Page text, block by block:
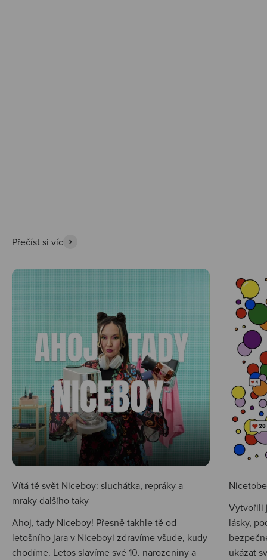
Přečíst si víc
Vítá tě svět Niceboy: sluchátka, repráky a
mraky dalšího taky
Ahoj, tady Niceboy! Přesně takhle tě od
letošního jara v Niceboyi zdravíme všude, kudy
chodíme. Letos slavíme své 10. narozeniny a
Vytvořili
lásky,
ukázat